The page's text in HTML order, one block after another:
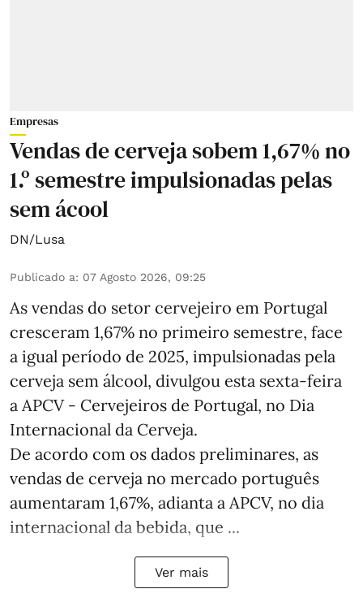
Empresas
Vendas de cerveja sobem 1,67% no
1.º semestre impulsionadas pelas
sem ácool
DN/Lusa
Publicado a: 07 Agosto 2026, 09:25
As vendas do setor cervejeiro em Portugal
cresceram 1,67% no primeiro semestre, face
a igual período de 2025, impulsionadas pela
cerveja sem álcool, divulgou esta sexta-feira
a APCV - Cervejeiros de Portugal, no Dia
Internacional da Cerveja.
De acordo com os dados preliminares, as
vendas de cerveja no mercado português
aumentaram 1,67%, adianta a APCV, no dia
internacional da bebida, que ...
Ver mais